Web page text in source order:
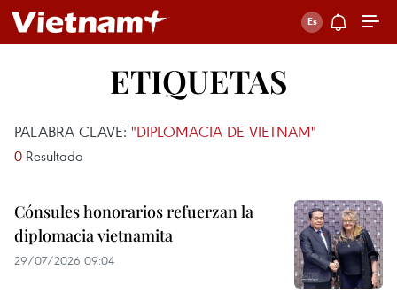
ETIQUETAS
PALABRA CLAVE: "DIPLOMACIA DE VIETNAM"
0 Resultado
Cónsules honorarios refuerzan la
diplomacia vietnamita
29/07/2026 09:04